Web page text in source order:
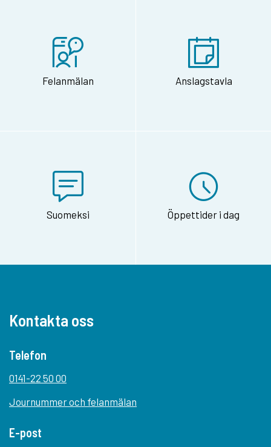
Felanmälan Anslagstavla
Suomeksi Öppettider i dag
Kontakta oss
Telefon
0141-22 50 00
Journummer och felanmälan
E-post